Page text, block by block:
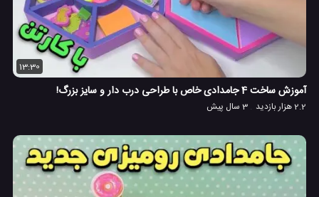
13:30
آموزش ساخت 4 جامدادی خاص با طراحی درب دار و سایز بزرگ!
2.2 هزار بازدید 3 سال پیش